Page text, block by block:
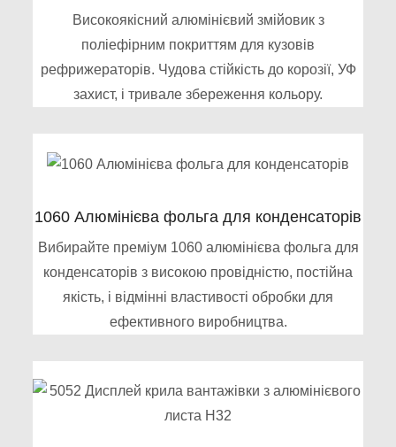
Високоякісний алюмінієвий змійовик з
поліефірним покриттям для кузовів
рефрижераторів. Чудова стійкість до корозії, УФ
захист, і тривале збереження кольору.
1060 Алюмінієва фольга для конденсаторів
Вибирайте преміум 1060 алюмінієва фольга для
конденсаторів з високою провідністю, постійна
якість, і відмінні властивості обробки для
ефективного виробництва.